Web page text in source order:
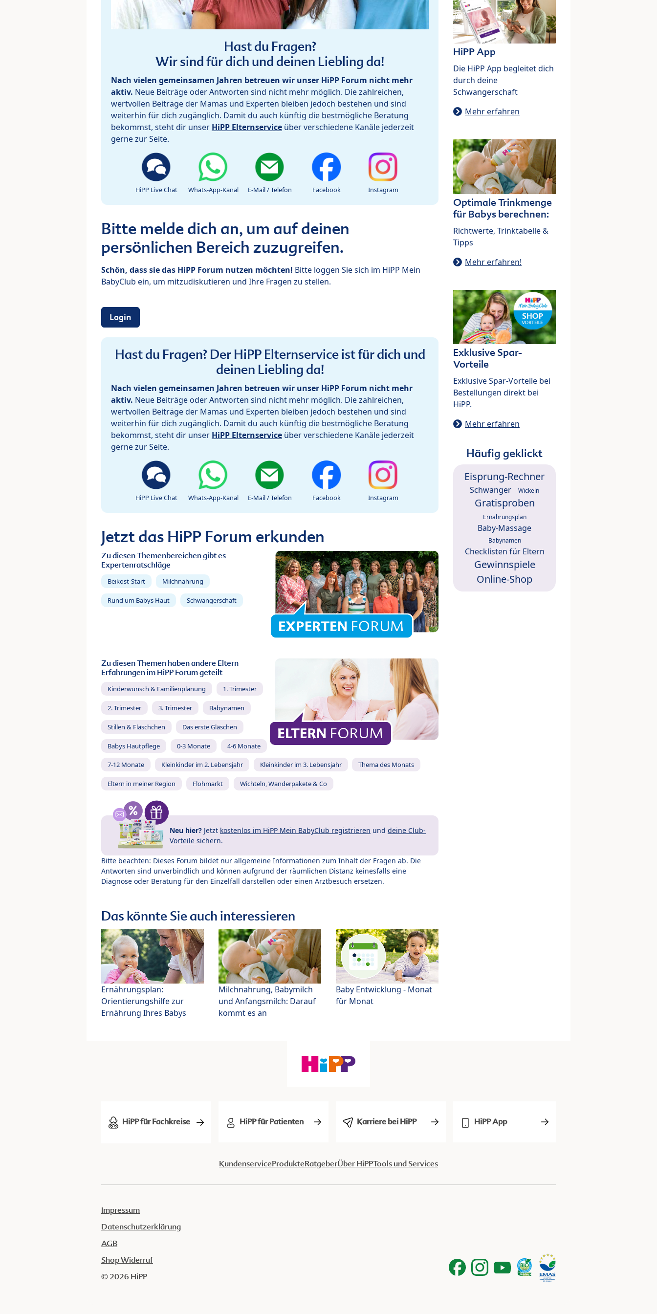
Hast du Fragen?
Wir sind für dich und deinen Liebling da!
Nach vielen gemeinsamen Jahren betreuen wir unser HiPP Forum nicht mehr
aktiv. Neue Beiträge oder Antworten sind nicht mehr möglich. Die zahlreichen,
wertvollen Beiträge der Mamas und Experten bleiben jedoch bestehen und sind
weiterhin für dich zugänglich. Damit du auch künftig die bestmögliche Beratung
bekommst, steht dir unser HiPP Elternservice über verschiedene Kanäle jederzeit
gerne zur Seite.
HiPP Live Chat Whats-App-Kanal E-Mail / Telefon Facebook Instagram
Bitte melde dich an, um auf deinen
persönlichen Bereich zuzugreifen.
Schön, dass sie das HiPP Forum nutzen möchten! Bitte loggen Sie sich im HiPP Mein
BabyClub ein, um mitzudiskutieren und Ihre Fragen zu stellen.
Login
Hast du Fragen? Der HiPP Elternservice ist für dich und
deinen Liebling da!
Nach vielen gemeinsamen Jahren betreuen wir unser HiPP Forum nicht mehr
aktiv. Neue Beiträge oder Antworten sind nicht mehr möglich. Die zahlreichen,
wertvollen Beiträge der Mamas und Experten bleiben jedoch bestehen und sind
weiterhin für dich zugänglich. Damit du auch künftig die bestmögliche Beratung
bekommst, steht dir unser HiPP Elternservice über verschiedene Kanäle jederzeit
gerne zur Seite.
HiPP Live Chat Whats-App-Kanal E-Mail / Telefon Facebook Instagram
Jetzt das HiPP Forum erkunden
Zu diesen Themenbereichen gibt es
Expertenratschläge
Beikost-Start Milchnahrung
Rund um Babys Haut Schwangerschaft
Zu diesen Themen haben andere Eltern
Erfahrungen im HiPP Forum geteilt
Kinderwunsch & Familienplanung 1. Trimester
2. Trimester 3. Trimester Babynamen
Stillen & Fläschchen Das erste Gläschen
Babys Hautpflege 0-3 Monate 4-6 Monate
7-12 Monate Kleinkinder im 2. Lebensjahr Kleinkinder im 3. Lebensjahr Thema des Monats
Eltern in meiner Region Flohmarkt Wichteln, Wanderpakete & Co
Neu hier? Jetzt kostenlos im HiPP Mein BabyClub registrieren und deine Club-
Vorteile sichern.
Bitte beachten: Dieses Forum bildet nur allgemeine Informationen zum Inhalt der Fragen ab. Die
Antworten sind unverbindlich und können aufgrund der räumlichen Distanz keinesfalls eine
Diagnose oder Beratung für den Einzelfall darstellen oder einen Arztbesuch ersetzen.
Das könnte Sie auch interessieren
Ernährungsplan:
Orientierungshilfe zur
Ernährung Ihres Babys
Milchnahrung, Babymilch
und Anfangsmilch: Darauf
kommt es an
Baby Entwicklung - Monat
für Monat
HiPP App
Die HiPP App begleitet dich
durch deine
Schwangerschaft
Mehr erfahren
Optimale Trinkmenge
für Babys berechnen:
Richtwerte, Trinktabelle &
Tipps
Mehr erfahren!
Exklusive Spar-
Vorteile
Exklusive Spar-Vorteile bei
Bestellungen direkt bei
HiPP.
Mehr erfahren
Häufig geklickt
Eisprung-Rechner
Schwanger Wickeln
Gratisproben
Ernährungsplan
Baby-Massage
Babynamen
Checklisten für Eltern
Gewinnspiele
Online-Shop
HiPP für Fachkreise HiPP für Patienten Karriere bei HiPP HiPP App
KundenserviceProdukteRatgeberÜber HiPPTools und Services
Impressum
Datenschutzerklärung
AGB
Shop Widerruf
© 2026 HiPP